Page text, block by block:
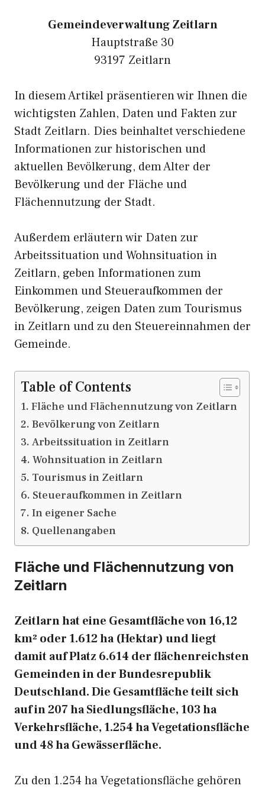
Gemeindeverwaltung Zeitlarn
Hauptstraße 30
93197 Zeitlarn
In diesem Artikel präsentieren wir Ihnen die
wichtigsten Zahlen, Daten und Fakten zur
Stadt Zeitlarn. Dies beinhaltet verschiedene
Informationen zur historischen und
aktuellen Bevölkerung, dem Alter der
Bevölkerung und der Fläche und
Flächennutzung der Stadt.
Außerdem erläutern wir Daten zur
Arbeitssituation und Wohnsituation in
Zeitlarn, geben Informationen zum
Einkommen und Steueraufkommen der
Bevölkerung, zeigen Daten zum Tourismus
in Zeitlarn und zu den Steuereinnahmen der
Gemeinde.
Table of Contents
Fläche und Flächennutzung von Zeitlarn
Bevölkerung von Zeitlarn
Arbeitssituation in Zeitlarn
Wohnsituation in Zeitlarn
Tourismus in Zeitlarn
Steueraufkommen in Zeitlarn
In eigener Sache
Quellenangaben
Fläche und Flächennutzung von
Zeitlarn
Zeitlarn hat eine Gesamtfläche von 16,12
km² oder 1.612 ha (Hektar) und liegt
damit auf Platz 6.614 der flächenreichsten
Gemeinden in der Bundesrepublik
Deutschland. Die Gesamtfläche teilt sich
auf in 207 ha Siedlungsfläche, 103 ha
Verkehrsfläche, 1.254 ha Vegetationsfläche
und 48 ha Gewässerfläche.
Zu den 1.254 ha Vegetationsfläche gehören